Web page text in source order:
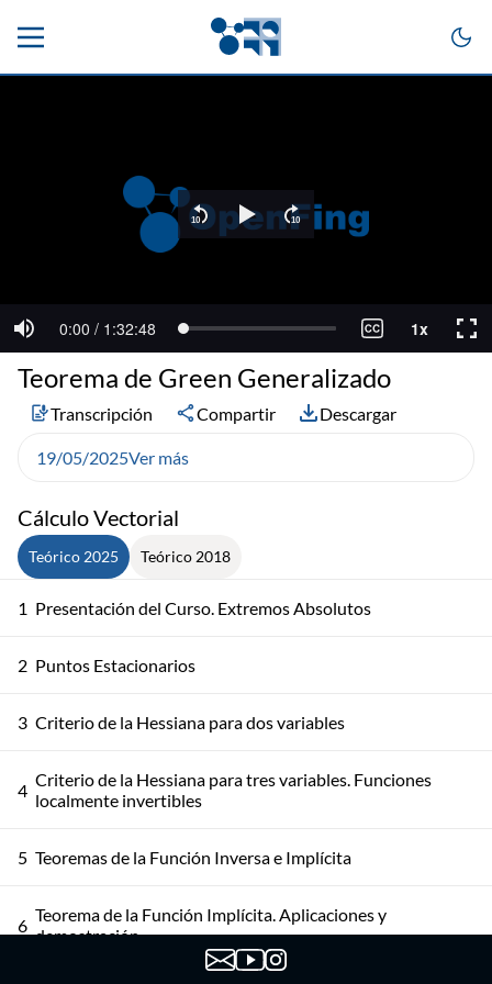
Cálculo Vectorial
Teórico 2025 Teórico 2018
1 Presentación del Curso. Extremos Absolutos
2 Puntos Estacionarios
3 Criterio de la Hessiana para dos variables
4 Criterio de la Hessiana para tres variables. Funciones
localmente invertibles
5 Teoremas de la Función Inversa e Implícita
6 Teorema de la Función Implícita. Aplicaciones y
demostración
Teorema de Green Generalizado
Transcripción Compartir Descargar
19/05/2025Ver más